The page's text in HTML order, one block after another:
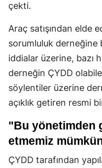
çekti.
Araç satışından elde
sorumluluk derneğine
iddialar üzerine, bazı
derneğin ÇYDD
söylentiler üzerine
açıklık getiren resmi
"Bu yönetimden
etmemiz
ÇYDD tarafından